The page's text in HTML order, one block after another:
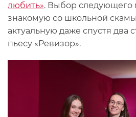
любить». Выбор следующего
знакомую со школьной
актуальную даже спустя два
пьесу «Ревизор».